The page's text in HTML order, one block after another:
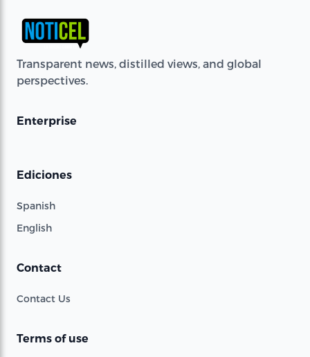
Transparent news, distilled views, and global
perspectives.
Enterprise
Ediciones
Spanish
English
Contact
Contact Us
Terms of use